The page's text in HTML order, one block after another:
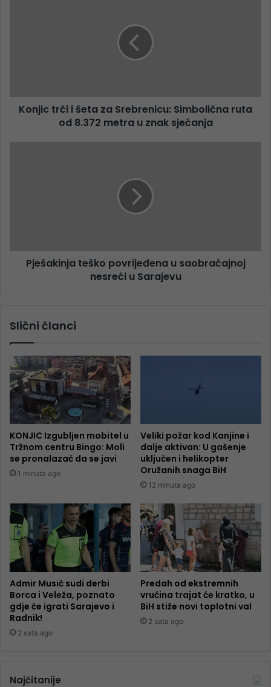
Konjic trči i šeta za Srebrenicu: Simbolična ruta
od 8.372 metra u znak sjećanja
Pješakinja teško povrijeđena u saobraćajnoj
nesreći u Sarajevu
Slični članci
KONJIC Izgubljen mobitel u
Tržnom centru Bingo: Moli
se pronalazač da se javi
1 minuta ago
Veliki požar kod Kanjine i
dalje aktivan: U gašenje
uključen i helikopter
Oružanih snaga BiH
12 minuta ago
Admir Musić sudi derbi
Borca i Veleža, poznato
gdje će igrati Sarajevo i
Radnik!
2 sata ago
Predah od ekstremnih
vrućina trajat će kratko, u
BiH stiže novi toplotni val
2 sata ago
Najčitanije